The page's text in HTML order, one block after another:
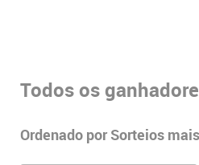
Todos os
Ordenado por Sorteios